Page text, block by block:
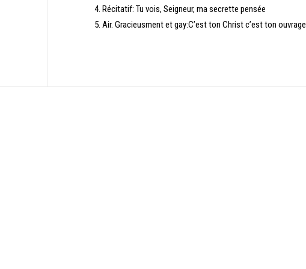
Récitatif: Tu vois, Seigneur, ma secrette pensée
Air. Gracieusment et gay:C’est ton Christ c’est ton ouvrage